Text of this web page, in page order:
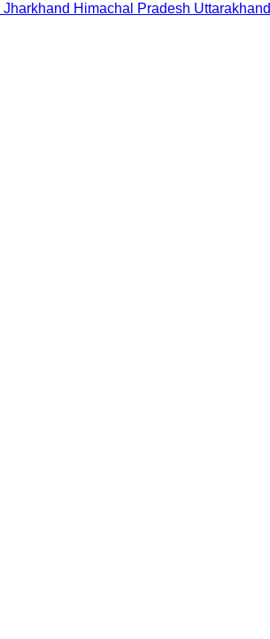
Jharkhand Himachal Pradesh Uttarakhand